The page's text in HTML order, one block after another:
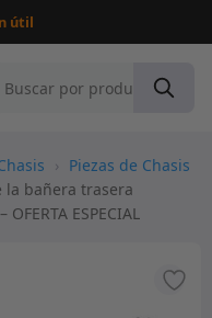
útil
› Piezas de Chasis
la bañera trasera
ESPECIAL